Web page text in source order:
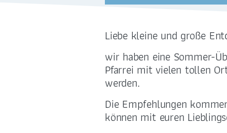
ZENTRALBÜRO
0351 - 4676751
Liebe kleine und große
wir haben eine Sommer-
Pfarrei mit vielen tollen
werden.
Die Empfehlungen
können mit euren